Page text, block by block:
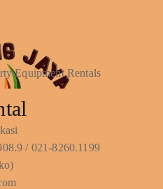
Equipment Rentals
/ 021-8260.1199